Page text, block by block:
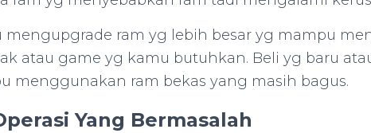
mengupgrade ram yg lebih besar yg mampu
atau game yg kamu butuhkan. Beli yg baru
menggunakan ram bekas yang masih bagus.
Yang Bermasalah